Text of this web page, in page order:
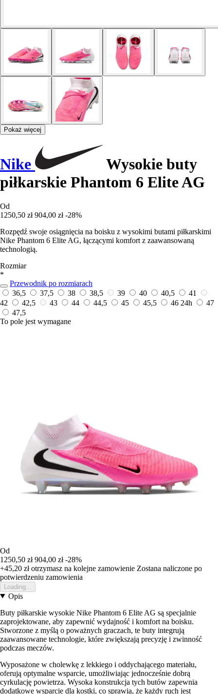
Pokaż więcej
Nike
Wysokie buty
piłkarskie Phantom 6 Elite AG
Od
1250,50 zł 904,00 zł -28%
Rozpędź swoje osiągnięcia na boisku z wysokimi butami piłkarskimi
Nike Phantom 6 Elite AG, łączącymi komfort z zaawansowaną
technologią.
Rozmiar
*
Przewodnik po rozmiarach
36,5
37,5 38 38,5 39 40 40,5
41
42
42,5 43 44 44,5 45 45,5 46 24h
47
47,5
To pole jest wymagane
Od
1250,50 zł 904,00 zł -28%
+45,20 złotrzymasz na kolejne zamowienie Zostana naliczone po
potwierdzeniu zamowienia
Loading...
Opis
Buty piłkarskie wysokie Nike Phantom 6 Elite AG są specjalnie
zaprojektowane, aby zapewnić wydajność i komfort na boisku.
Stworzone z myślą o poważnych graczach, te buty integrują
zaawansowane technologie, które zwiększają precyzję i zwinność
podczas meczów.
Wyposażone w cholewkę z lekkiego i oddychającego materiału,
oferują optymalne wsparcie, umożliwiając jednocześnie dobrą
cyrkulację powietrza. Wysoka konstrukcja tych butów zapewnia
dodatkowe wsparcie dla kostki, co sprawia, że każdy ruch jest